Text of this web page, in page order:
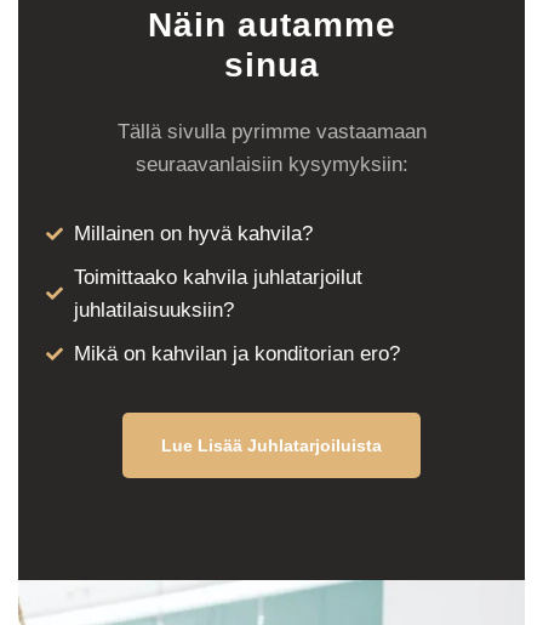
Näin autamme
sinua
Tällä sivulla pyrimme vastaamaan
seuraavanlaisiin kysymyksiin:
Millainen on hyvä kahvila?
Toimittaako kahvila juhlatarjoilut
juhlatilaisuuksiin?
Mikä on kahvilan ja konditorian ero?
Lue Lisää Juhlatarjoiluista